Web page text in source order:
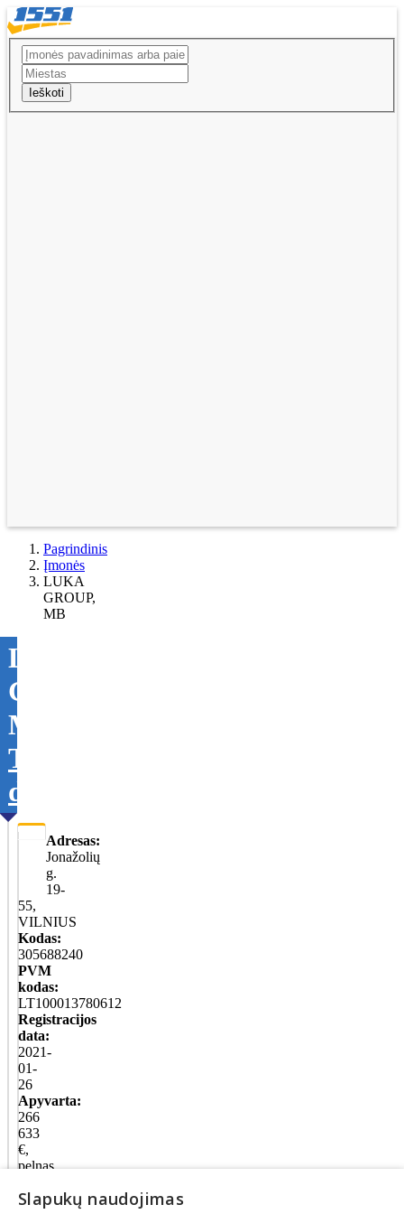
Ieškoti
Pagrindinis
Įmonės
LUKA
GROUP,
MB
LUKA
GROUP,
MB
Tikslinti
duomenis
Adresas:
Jonažolių
g.
19-
55,
VILNIUS
Kodas:
305688240
PVM
kodas:
LT100013780612
Registracijos
data:
2021-
01-
26
Apyvarta:
266
633
€,
pelnas
mokesčių
Slapukų naudojimas